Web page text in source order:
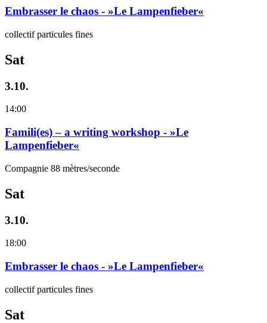
Embrasser le chaos - »Le Lampenfieber«
collectif particules fines
Sat
3.10.
14:00
Famili(es) – a writing workshop - »Le
Lampenfieber«
Compagnie 88 mètres/seconde
Sat
3.10.
18:00
Embrasser le chaos - »Le Lampenfieber«
collectif particules fines
Sat